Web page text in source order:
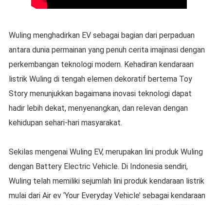
Wuling menghadirkan EV sebagai bagian dari perpaduan
antara dunia permainan yang penuh cerita imajinasi dengan
perkembangan teknologi modern. Kehadiran kendaraan
listrik Wuling di tengah elemen dekoratif bertema Toy
Story menunjukkan bagaimana inovasi teknologi dapat
hadir lebih dekat, menyenangkan, dan relevan dengan
kehidupan sehari-hari masyarakat.
Sekilas mengenai Wuling EV, merupakan lini produk Wuling
dengan Battery Electric Vehicle. Di Indonesia sendiri,
Wuling telah memiliki sejumlah lini produk kendaraan listrik
mulai dari Air ev ‘Your Everyday Vehicle’ sebagai kendaraan